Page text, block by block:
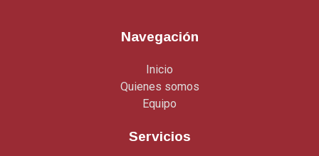
Navegación
Inicio
Quienes somos
Equipo
Servicios